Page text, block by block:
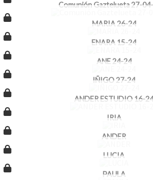
Comunión Gaztelueta 27-
MARIA 26-24
ENARA 15-24
ANE 24-24
IÑIGO 27-24
ANDER ESTUDIO 16-24
IRIA
ANDER
LUCIA
PAULA